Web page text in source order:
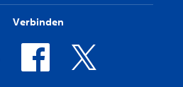
Verbinden